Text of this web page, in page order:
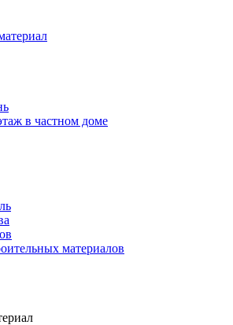
в частном доме
материалов